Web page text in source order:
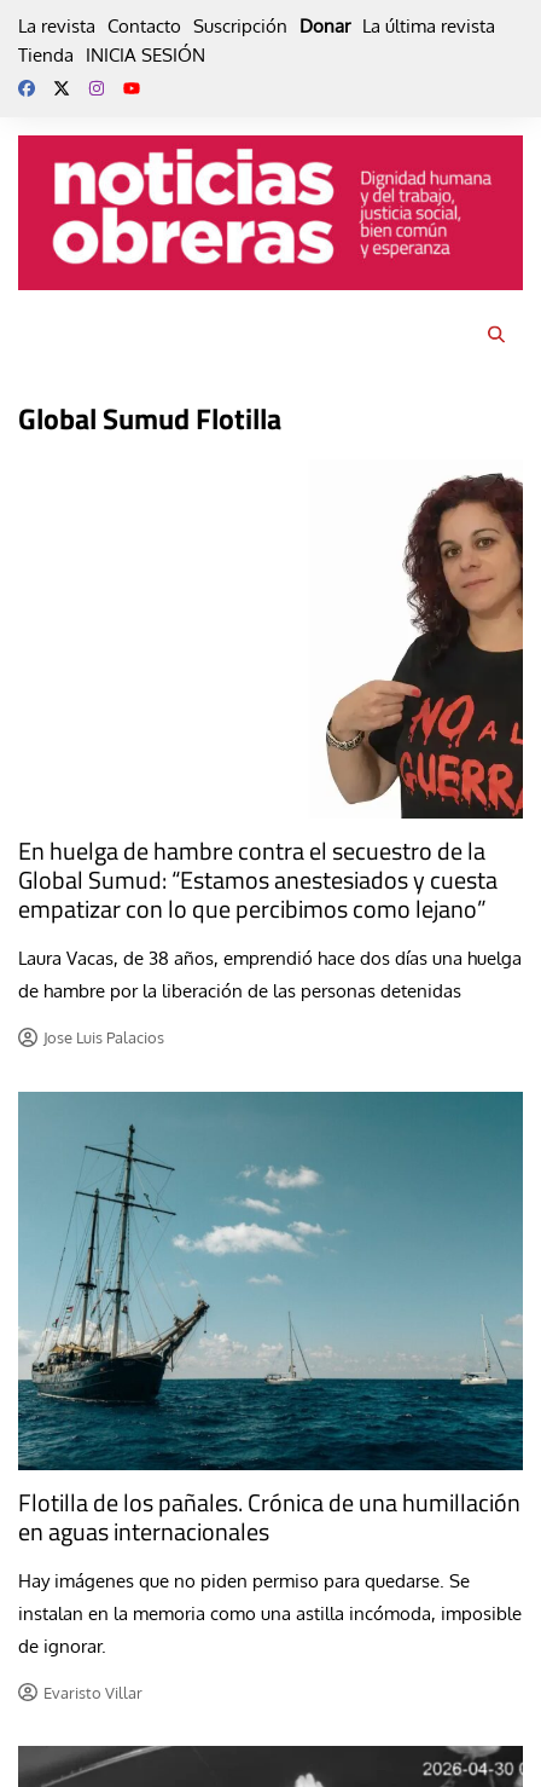
La revista Contacto Suscripción Donar La última revista
Tienda
INICIA SESIÓN
Global Sumud Flotilla
En huelga de hambre contra el secuestro de la
Global Sumud: “Estamos anestesiados y cuesta
empatizar con lo que percibimos como lejano”
Laura Vacas, de 38 años, emprendió hace dos días una huelga
de hambre por la liberación de las personas detenidas
Jose Luis Palacios
Flotilla de los pañales. Crónica de una humillación
en aguas internacionales
Hay imágenes que no piden permiso para quedarse. Se
instalan en la memoria como una astilla incómoda, imposible
de ignorar.
Evaristo Villar